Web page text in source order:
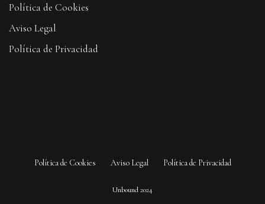
Política de Cookies
Aviso Legal
Política de Privacidad
Política de Cookies Aviso Legal Política de Privacidad
Unbound 2024